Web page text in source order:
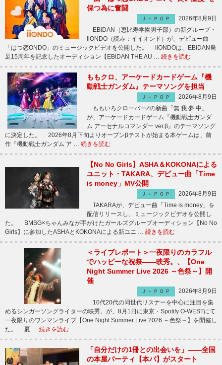
保つ為に奮闘
Ｊ－ＰＯＰ
2026年8月9日
EBiDAN（恵比寿学園男子部）の新グループ・
iiONDO（読み：イイオンド）が、デビュー曲
「はつ恋ONDO」のミュージックビデオを公開した。 iiONDOは、EBiDAN発
足15周年を記念したオーディション【EBiDAN THE AU … 続きを読む
ももクロ、アーケードカードゲーム『機
動戦士ガンダム』テーマソングを担当
Ｊ－ＰＯＰ
2026年8月9日
ももいろクローバーZの新曲「無 我 夢 中」
が、アーケードカードゲーム『機動戦士ガンダ
ム アーセナルコマンダー ver.β』のテーマソング
に決定した。 2026年8月下旬よりオープンβテストが始まる本ゲームは、前
作『機動戦士ガンダム ア … 続きを読む
【No No Girls】ASHA＆KOKONAによる
ユニット・TAKARA、デビュー曲「Time
is money」MV公開
Ｊ－ＰＯＰ
2026年8月9日
TAKARAが、デビュー曲「Time is money」を
配信リリースし、ミュージックビデオを公開し
た。 BMSG×ちゃんみなが手がけたガールズグループオーディション【No No
Girls】に参加したASHAとKOKONAによる新ユニ … 続きを読む
＜ライブレポート＞一夜限りのカラフル
でハッピーな祝祭――映秀。、【One
Night Summer Live 2026 ～色祭～】開
催
Ｊ－ＰＯＰ
2026年8月9日
10代20代の同世代リスナーを中心に注目を集
めるシンガーソングライターの映秀。が、8月1日に東京・Spotify O-WESTにて
一夜限りのワンマンライブ【One Night Summer Live 2026 ～色祭～】を開催し
た。 夏 … 続きを読む
「自分だけの1冊との出会いを」――全国
の本屋パーティ【本パ】がスタート